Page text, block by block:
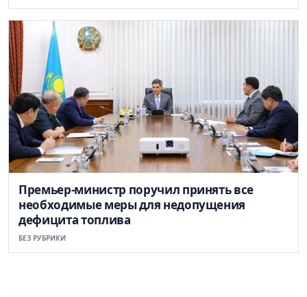
Премьер-министр поручил принять все
необходимые меры для недопущения
дефицита топлива
БЕЗ РУБРИКИ